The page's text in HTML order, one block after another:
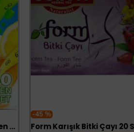
Altısı Bir Yerde Form Çayı 40 Süzen Poşet
-45 %